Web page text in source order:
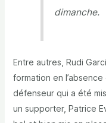
dimanche.
Entre autres, Rudi
formation en
défenseur qui a été
un supporter, Patrice